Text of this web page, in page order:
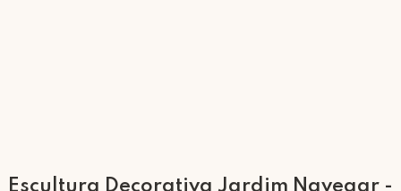
Escultura Decorativa Jardim Navegar -